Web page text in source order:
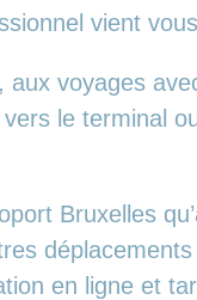
vient
voyages
le terminal
Bruxelles
en ligne et